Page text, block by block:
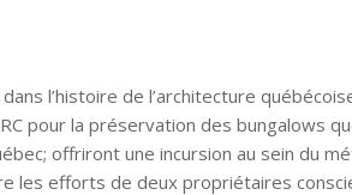
l’histoire de l’architecture
pour la préservation des bungalows
offriront une incursion au sein du
les efforts de deux propriétaires